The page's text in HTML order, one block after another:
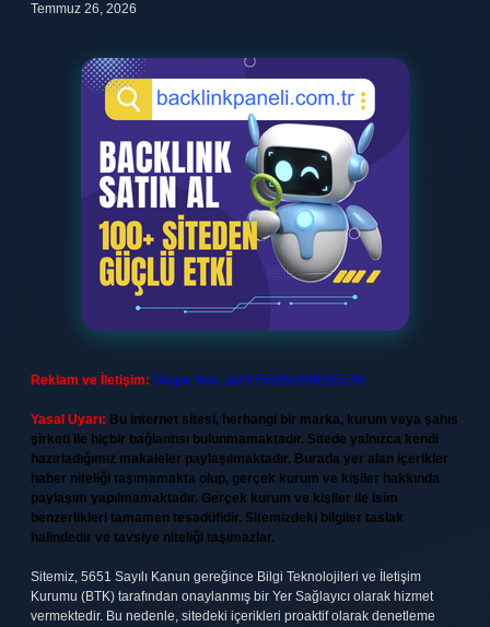
Temmuz 26, 2026
Reklam ve İletişim: Skype: live:.cid.575569c608265c69
Yasal Uyarı: Bu internet sitesi, herhangi bir marka, kurum veya şahıs
şirketi ile hiçbir bağlantısı bulunmamaktadır. Sitede yalnızca kendi
hazırladığımız makaleler paylaşılmaktadır. Burada yer alan içerikler
haber niteliği taşımamakta olup, gerçek kurum ve kişiler hakkında
paylaşım yapılmamaktadır. Gerçek kurum ve kişiler ile isim
benzerlikleri tamamen tesadüfidir. Sitemizdeki bilgiler taslak
halindedir ve tavsiye niteliği taşımazlar.
Sitemiz, 5651 Sayılı Kanun gereğince Bilgi Teknolojileri ve İletişim
Kurumu (BTK) tarafından onaylanmış bir Yer Sağlayıcı olarak hizmet
vermektedir. Bu nedenle, sitedeki içerikleri proaktif olarak denetleme